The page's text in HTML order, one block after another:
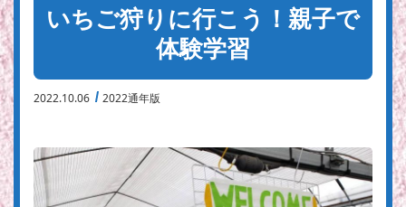
いちご狩りに行こう！親子で
体験学習
2022.10.06 2022通年版